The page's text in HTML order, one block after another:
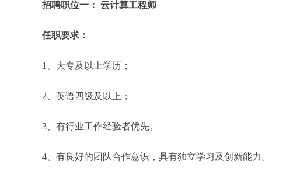
招聘职位一： 云计算工程师
任职要求：
1、大专及以上学历；
2、英语四级及以上；
3、有行业工作经验者优先。
4、有良好的团队合作意识，具有独立学习及创新能力。